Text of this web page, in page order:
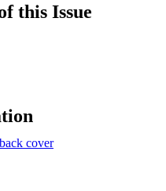
this Issue
back cover